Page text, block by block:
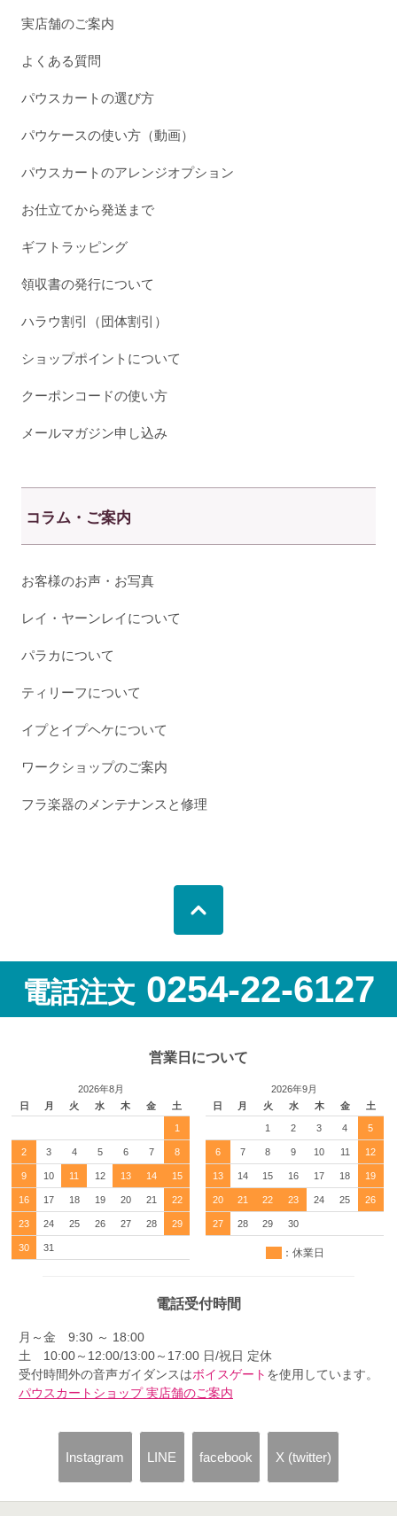
実店舗のご案内
よくある質問
パウスカートの選び方
パウケースの使い方（動画）
パウスカートのアレンジオプション
お仕立てから発送まで
ギフトラッピング
領収書の発行について
ハラウ割引（団体割引）
ショップポイントについて
クーポンコードの使い方
メールマガジン申し込み
コラム・ご案内
お客様のお声・お写真
レイ・ヤーンレイについて
パラカについて
ティリーフについて
イプとイプヘケについて
ワークショップのご案内
フラ楽器のメンテナンスと修理
電話注文 0254-22-6127
営業日について
2026年8月
日
月 火 水 木 金 土
1
2 3 4 5 6 7 8
9 10 11 12 13 14 15
16 17 18 19 20 21 22
23 24 25 26 27 28 29
30 31
2026年9月
日
月 火 水 木 金 土
1 2 3 4 5
6 7 8 9 10 11 12
13 14 15 16 17 18 19
20 21 22 23 24 25 26
27 28 29 30
：休業日
電話受付時間
月～金 9:30 ～ 18:00
土 10:00～12:00/13:00～17:00 日/祝日 定休
受付時間外の音声ガイダンスはボイスゲート を使用しています。
パウスカートショップ 実店舗のご案内
Instagram LINE facebook X (twitter)